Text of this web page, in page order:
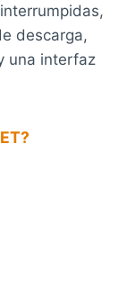
descarga,
una interfaz